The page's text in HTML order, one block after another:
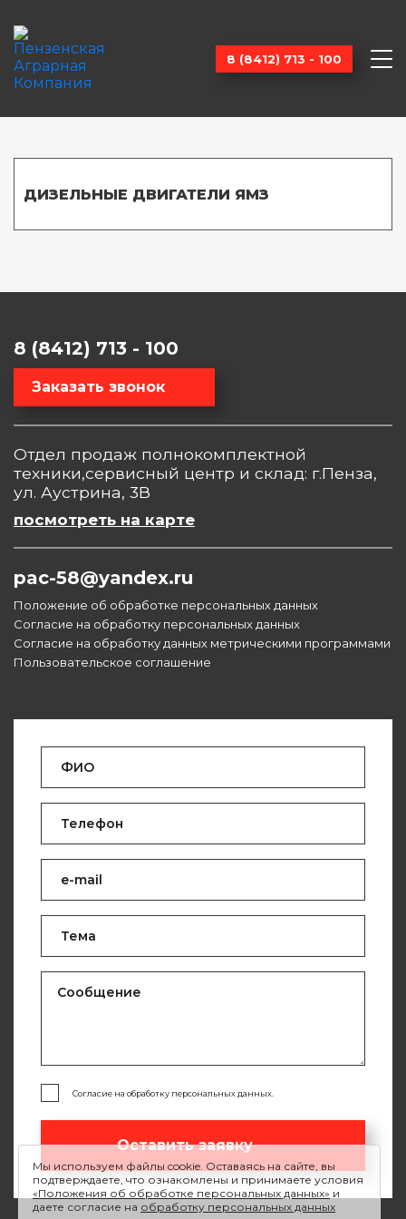
8 (8412) 713 - 100
ДИЗЕЛЬНЫЕ ДВИГАТЕЛИ ЯМЗ
8 (8412) 713 - 100
Заказать звонок
Отдел продаж полнокомплектной
техники,сервисный центр и склад: г.Пенза,
ул. Аустрина, 3В
посмотреть на карте
pac-58@yandex.ru
Положение об обработке персональных данных
Согласие на обработку персональных данных
Согласие на обработку данных метрическими программами
Пользовательское соглашение
Согласие на обработку персональных данных.
Оставить заявку
Мы используем файлы cookie. Оставаясь на сайте, вы
подтверждаете, что ознакомлены и принимаете условия
«Положения об обработке персональных данных» и
даете согласие на обработку персональных данных